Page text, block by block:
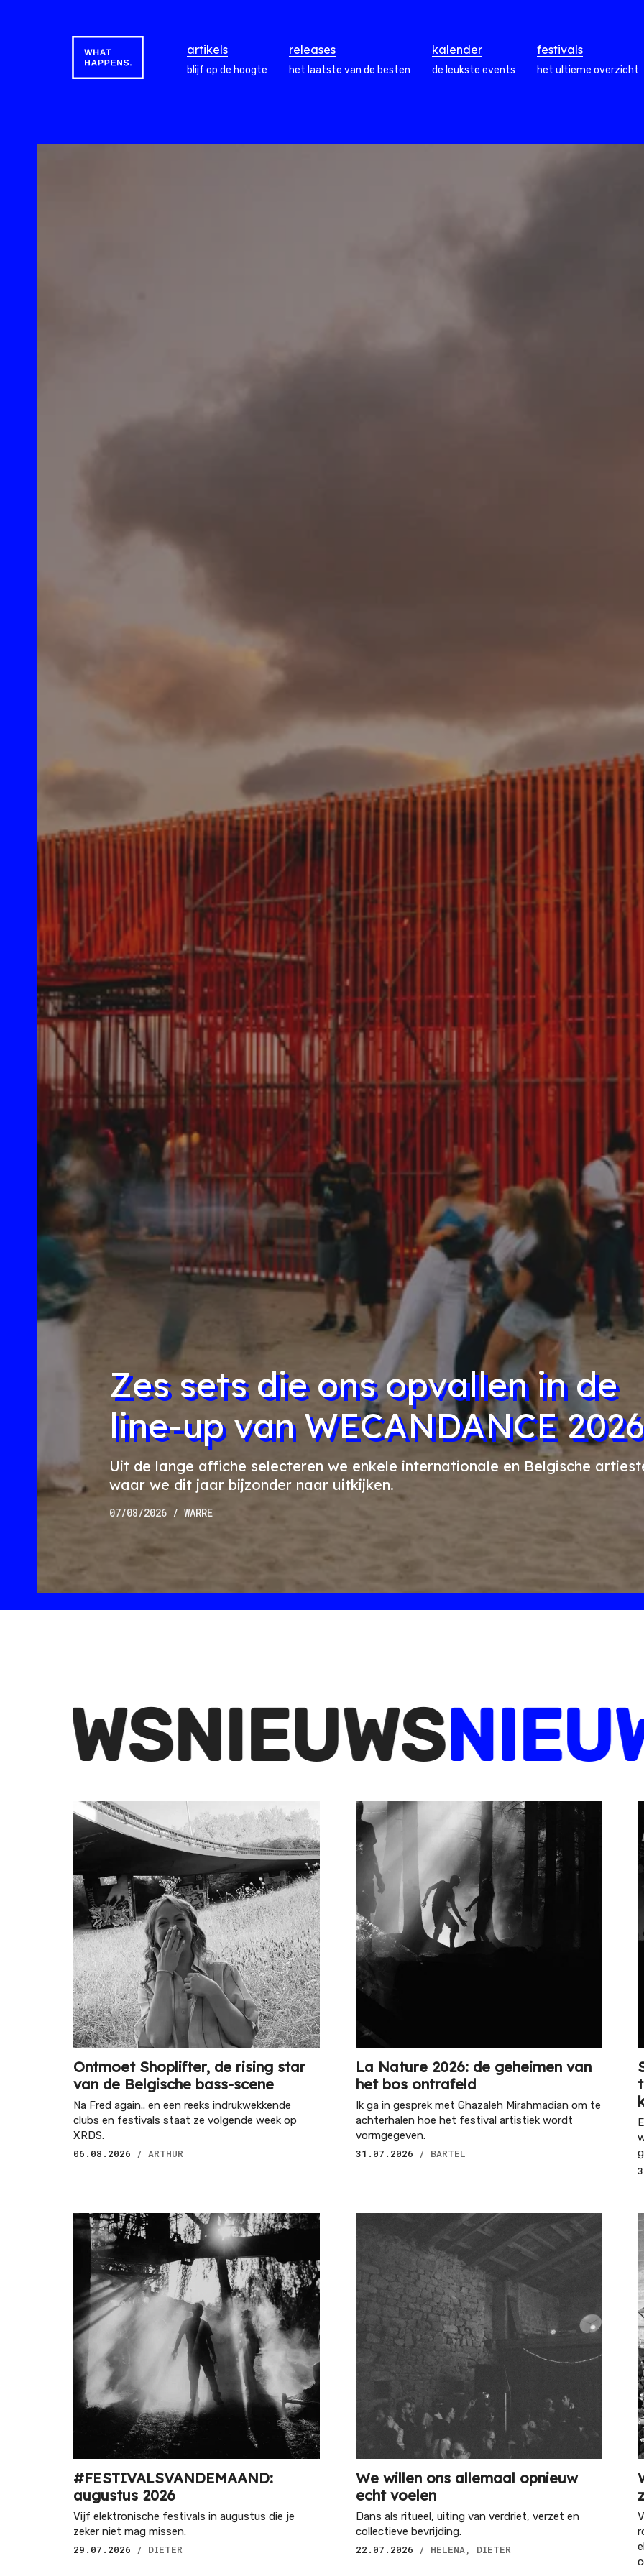
artikels
blijf op de hoogte
releases
het laatste van de besten
kalender
de leukste events
festivals
het ultieme overzicht
Zes sets die ons opvallen in de
line-up van WECANDANCE 2026
Uit de lange affiche selecteren we enkele internationale en Belgische
waar we dit jaar bijzonder naar uitkijken.
07/08/2026 / WARRE
NIEUWS
Ontmoet Shoplifter, de rising star
van de Belgische bass-scene
Na Fred again.. en een reeks indrukwekkende
clubs en festivals staat ze volgende week op
XRDS.
06.08.2026
/ ARTHUR
La Nature 2026: de geheimen van
het bos ontrafeld
Ik ga in gesprek met Ghazaleh Mirahmadian om te
achterhalen hoe het festival artistiek wordt
vormgegeven.
31.07.2026
/ BARTEL
#FESTIVALSVANDEMAAND:
augustus 2026
Vijf elektronische festivals in augustus die je
zeker niet mag missen.
29.07.2026
/ DIETER
We willen ons allemaal opnieuw
echt voelen
Dans als ritueel, uiting van verdriet, verzet en
collectieve bevrijding.
22.07.2026
/ HELENA, DIETER